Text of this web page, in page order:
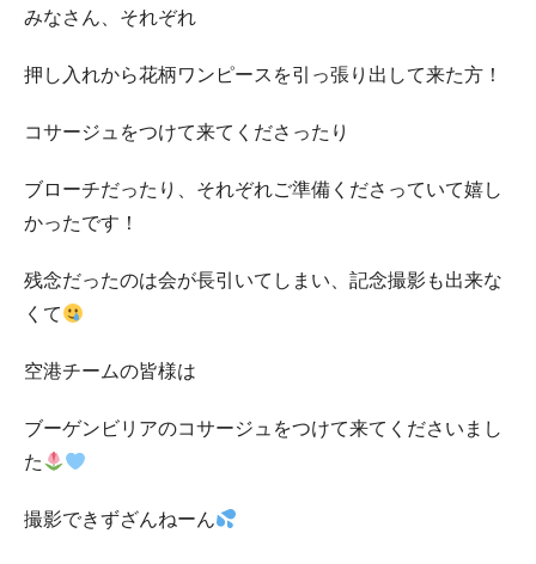
みなさん、それぞれ
押し入れから花柄ワンピースを引っ張り出して来た方！
コサージュをつけて来てくださったり
ブローチだったり、それぞれご準備くださっていて嬉し
かったです！
残念だったのは会が長引いてしまい、記念撮影も出来な
くて
空港チームの皆様は
ブーゲンビリアのコサージュをつけて来てくださいまし
た
撮影できずざんねーん